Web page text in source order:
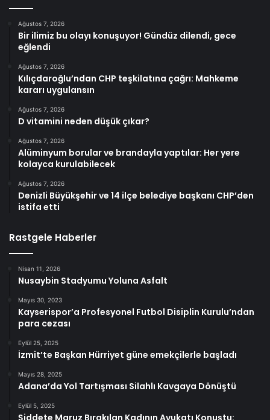
Ağustos 7, 2026
Bir ilimiz bu olayı konuşuyor! Gündüz dilendi, gece
eğlendi
Ağustos 7, 2026
Kılıçdaroğlu’ndan CHP teşkilatına çağrı: Mahkeme
kararı uygulansın
Ağustos 7, 2026
D vitamini neden düşük çıkar?
Ağustos 7, 2026
Alüminyum borular ve brandayla yaptılar: Her yere
kolayca kurulabilecek
Ağustos 7, 2026
Denizli Büyükşehir ve 14 ilçe belediye başkanı CHP’den
istifa etti
Rastgele Haberler
Nisan 11, 2026
Nusaybin Stadyumu Yoluna Asfalt
Mayıs 30, 2023
Kayserispor’a Profesyonel Futbol Disiplin Kurulu’ndan
para cezası
Eylül 25, 2025
İzmit’te Başkan Hürriyet güne emekçilerle başladı
Mayıs 28, 2025
Adana’da Yol Tartışması Silahlı Kavgaya Dönüştü
Eylül 5, 2025